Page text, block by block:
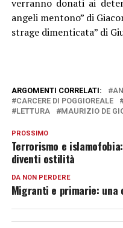
verranno donati ai
angeli mentono” di
strage dimenticata” di
di
ARGOMENTI CORRELATI:
CARCERE DI POGGIOREALE
LETTURA
MAURIZIO DE
PROSSIMO
Terrorismo e
diventi ostilità
DA NON PERDERE
Migranti e primarie: una